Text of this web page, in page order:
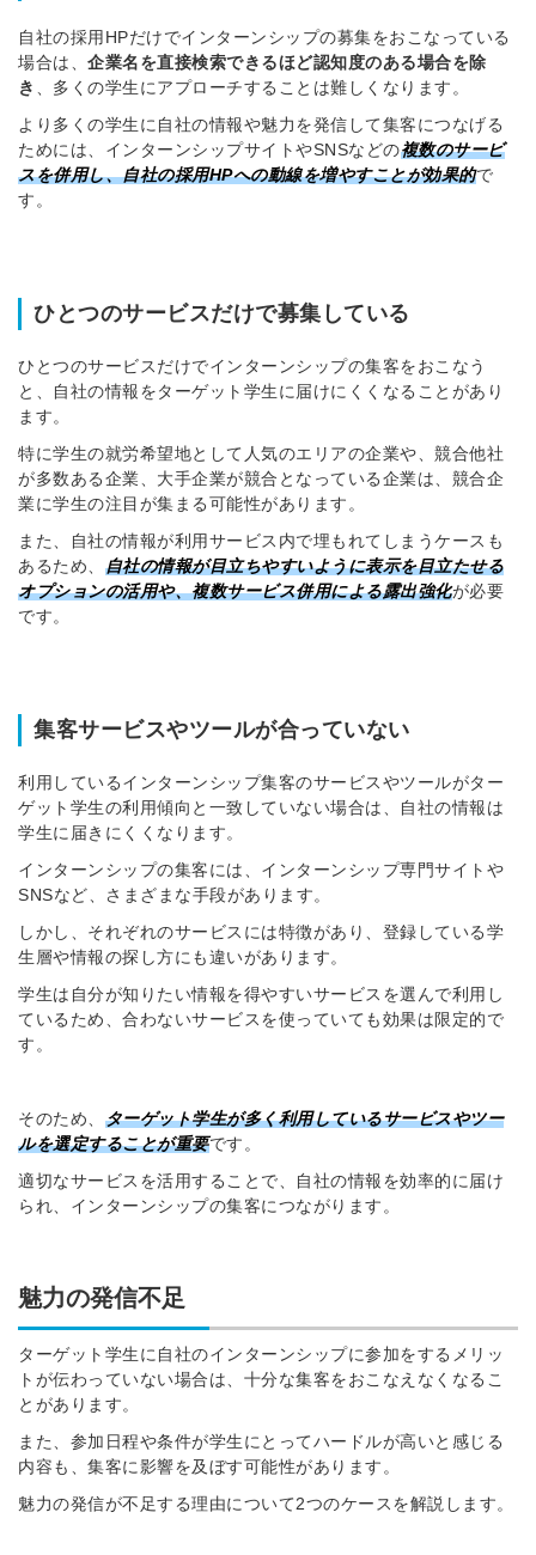
自社の採用HPだけでインターンシップの募集をおこなっている
場合は、 企業名を直接検索できるほど認知度のある場合を除
き
、多くの学生にアプローチすることは難しくなります。
より多くの学生に自社の情報や魅力を発信して集客につなげる
ためには、インターンシップサイトやSNSなどの複数のサービ
スを併用し、自社の採用HPへの動線を増やすことが効果的で
す。
ひとつのサービスだけで募集している
ひとつのサービスだけでインターンシップの集客をおこなう
と、自社の情報をターゲット学生に届けにくくなることがあり
ます。
特に学生の就労希望地として人気のエリアの企業や、競合他社
が多数ある企業、大手企業が競合となっている企業は、競合企
業に学生の注目が集まる可能性があります。
また、自社の情報が利用サービス内で埋もれてしまうケースも
あるため、 自社の情報が目立ちやすいように表示を目立たせる
オプションの活用や、複数サービス併用による露出強化が必要
です。
集客サービスやツールが合っていない
利用しているインターンシップ集客のサービスやツールがター
ゲット学生の利用傾向と一致していない場合は、自社の情報は
学生に届きにくくなります。
インターンシップの集客には、インターンシップ専門サイトや
SNSなど、さまざまな手段があります。
しかし、それぞれのサービスには特徴があり、登録している学
生層や情報の探し方にも違いがあります。
学生は自分が知りたい情報を得やすいサービスを選んで利用し
ているため、合わないサービスを使っていても効果は限定的で
す。
そのため、 ターゲット学生が多く利用しているサービスやツー
ルを選定することが重要です。
適切なサービスを活用することで、自社の情報を効率的に届け
られ、インターンシップの集客につながります。
魅力の発信不足
ターゲット学生に自社のインターンシップに参加をするメリッ
トが伝わっていない場合は、十分な集客をおこなえなくなるこ
とがあります。
また、参加日程や条件が学生にとってハードルが高いと感じる
内容も、集客に影響を及ぼす可能性があります。
魅力の発信が不足する理由について2つのケースを解説します。